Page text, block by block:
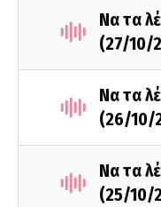
Να τα
(27/10/
Να τα
(26/10/
Να τα
(25/10/